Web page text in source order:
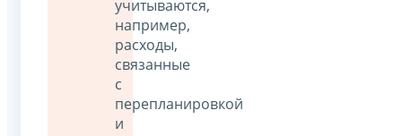
учитываются,
например,
расходы,
связанные
с
перепланировкой
и